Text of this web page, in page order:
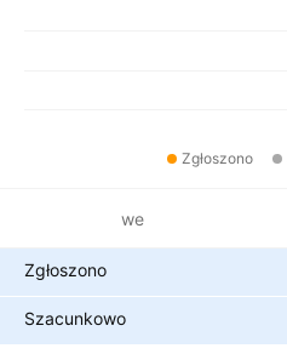
Zgłoszono
Metryki finansowe
Zgłoszono
Szacunkowo